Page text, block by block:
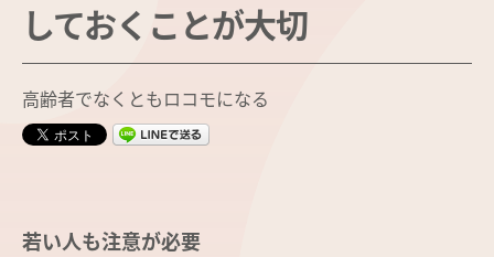
しておくことが大切
高齢者でなくともロコモになる
若い人も注意が必要